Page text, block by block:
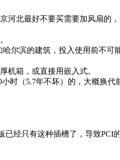
河北最好不要买需要加风扇的
尔滨的建筑，投入使用前不可
机箱，或直接用嵌入式。
时（5.7年不坏）的，大概换代
已经只有这种插槽了，导致PCI